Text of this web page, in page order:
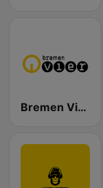
Bremen Vier Axel P